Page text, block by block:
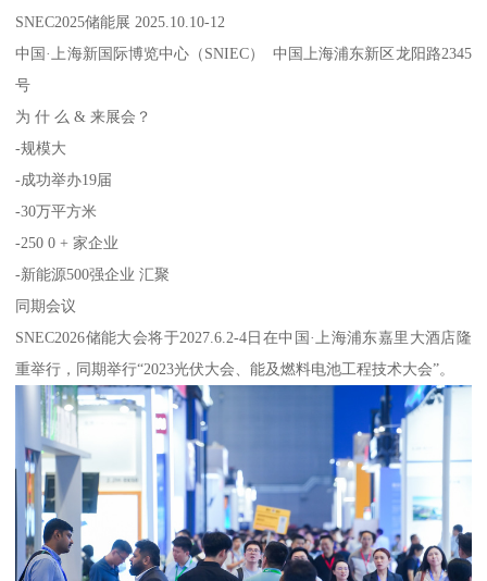
SNEC2025储能展 2025.10.10-12
中国·上海新国际博览中心（SNIEC） 中国上海浦东新区龙阳路2345
号
为 什 么 & 来展会？
-规模大
-成功举办19届
-30万平方米
-250 0 + 家企业
-新能源500强企业 汇聚
同期会议
SNEC2026储能大会将于2027.6.2-4日在中国·上海浦东嘉里大酒店隆
重举行，同期举行“2023光伏大会、能及燃料电池工程技术大会”。